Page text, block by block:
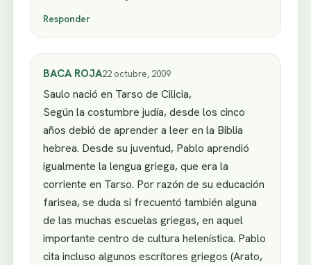
Responder
BACA ROJA22 octubre, 2009
Saulo nació en Tarso de Cilicia,
Según la costumbre judía, desde los cinco
años debió de aprender a leer en la Biblia
hebrea. Desde su juventud, Pablo aprendió
igualmente la lengua griega, que era la
corriente en Tarso. Por razón de su educación
farisea, se duda si frecuentó también alguna
de las muchas escuelas griegas, en aquel
importante centro de cultura helenística. Pablo
cita incluso algunos escrítores griegos (Arato,